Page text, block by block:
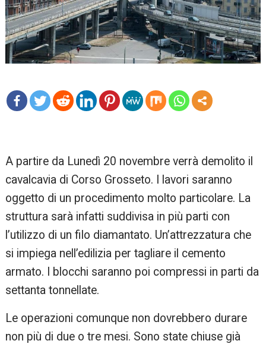
A partire da Lunedì 20 novembre verrà demolito il
cavalcavia di Corso Grosseto. I lavori saranno
oggetto di un procedimento molto particolare. La
struttura sarà infatti suddivisa in più parti con
l’utilizzo di un filo diamantato. Un’attrezzatura che
si impiega nell’edilizia per tagliare il cemento
armato. I blocchi saranno poi compressi in parti da
settanta tonnellate.
Le operazioni comunque non dovrebbero durare
non più di due o tre mesi. Sono state chiuse già